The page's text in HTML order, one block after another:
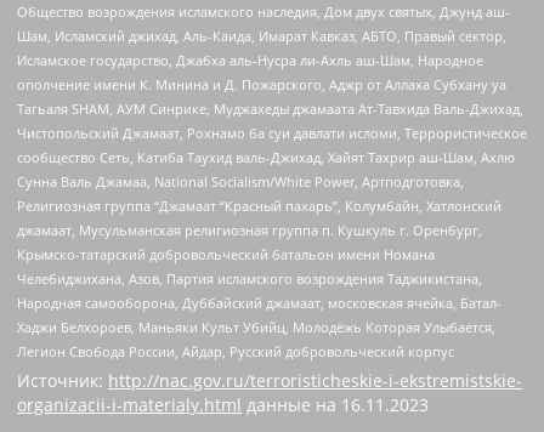
Общество возрождения исламского наследия, Дом двух святых, Джунд аш-
Шам, Исламский джихад, Аль-Каида, Имарат Кавказ, АБТО, Правый сектор,
Исламское государство, Джабха аль-Нусра ли-Ахль аш-Шам, Народное
ополчение имени К. Минина и Д. Пожарского, Аджр от Аллаха Субхану уа
Тагьаля SHAM, АУМ Синрике, Муджахеды джамаата Ат-Тавхида Валь-Джихад,
Чистопольский Джамаат, Рохнамо ба суи давлати исломи, Террористическое
сообщество Сеть, Катиба Таухид валь-Джихад, Хайят Тахрир аш-Шам, Ахлю
Сунна Валь Джамаа, National Socialism/White Power, Артподготовка,
Религиозная группа “Джамаат “Красный пахарь”, Колумбайн, Хатлонский
джамаат, Мусульманская религиозная группа п. Кушкуль г. Оренбург,
Крымско-татарский добровольческий батальон имени Номана
Челебиджихана, Азов, Партия исламского возрождения Таджикистана,
Народная самооборона, Дуббайский джамаат, московская ячейка, Батал-
Хаджи Белхороев, Маньяки Культ Убийц, Молодёжь Которая Улыбается,
Легион Свобода России, Айдар, Русский добровольческий корпус
Источник: http://nac.gov.ru/terroristicheskie-i-ekstremistskie-
organizacii-i-materialy.html данные на 16.11.2023